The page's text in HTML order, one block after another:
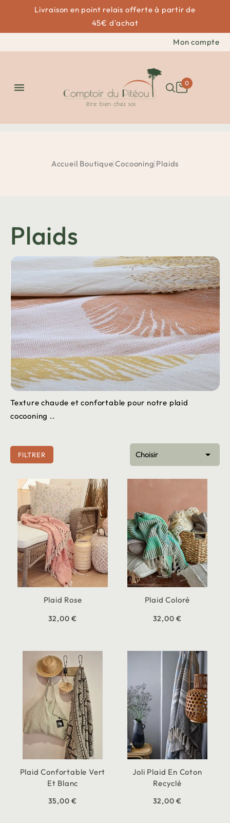
Livraison en point relais offerte à partir de
45€ d'achat
Mon compte
 0
Accueil Boutique Cocooning Plaids
Plaids
Texture chaude et confortable pour notre plaid
cocooning ..
FILTRER Choisir 
Plaid Rose
32,00 €
Plaid Coloré
32,00 €
Plaid Confortable Vert
Et Blanc
35,00 €
Joli Plaid En Coton
Recyclé
32,00 €